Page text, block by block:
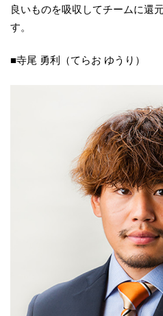
良いものを吸収してチームに還
す。
■寺尾 勇利（てらお ゆうり）